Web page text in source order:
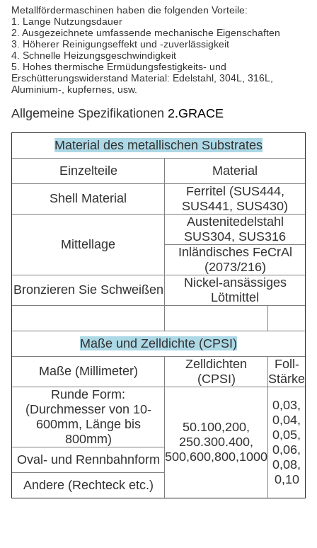
Metallfördermaschinen haben die folgenden Vorteile:
1. Lange Nutzungsdauer
2. Ausgezeichnete umfassende mechanische Eigenschaften
3. Höherer Reinigungseffekt und -zuverlässigkeit
4. Schnelle Heizungsgeschwindigkeit
5. Hohes thermische Ermüdungsfestigkeits- und
Erschütterungswiderstand Material: Edelstahl, 304L, 316L,
Aluminium-, kupfernes, usw.
Allgemeine Spezifikationen 2.GRACE
Material des metallischen Substrates
Einzelteile
Material
Shell Material
Ferritel (SUS444,
SUS441, SUS430)
Mittellage
Austenitedelstahl
SUS304, SUS316
Inländisches FeCrAl
(2073/216)
Bronzieren Sie Schweißen
Nickel-ansässiges
Lötmittel
Maße und Zelldichte (CPSI)
Maße (Millimeter)
Zelldichten
(CPSI)
Foll-
Stärke
Runde Form:
(Durchmesser von 10-
600mm, Länge bis
800mm)
50.100,200,
250.300.400,
500,600,800,1000
0,03,
0,04,
0,05,
0,06,
0,08,
0,10
Oval- und Rennbahnform
Andere (Rechteck etc.)